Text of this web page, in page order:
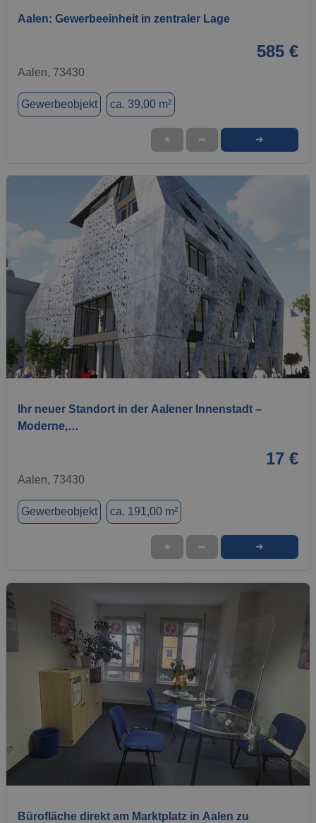
Aalen: Gewerbeeinheit in zentraler Lage
585 €
Aalen, 73430
Gewerbeobjekt ca. 39,00 m²
★ ➦ ➜
1 / 4
Ihr neuer Standort in der Aalener Innenstadt –
Moderne,…
17 €
Aalen, 73430
Gewerbeobjekt ca. 191,00 m²
★ ➦ ➜
1 / 6
Bürofläche direkt am Marktplatz in Aalen zu